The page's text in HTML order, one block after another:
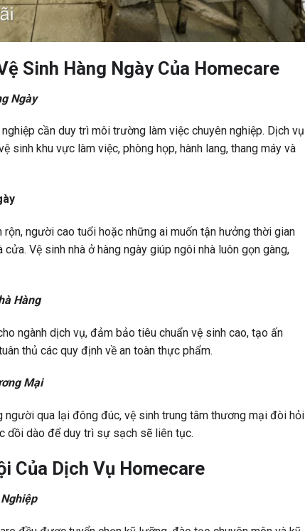
Sinh Hàng Ngày Của Homecare
Ngày
nghiệp cần duy trì môi trường làm việc chuyên nghiệp. Dịch vụ
sinh khu vực làm việc, phòng họp, hành lang, thang máy và
người cao tuổi hoặc những ai muốn tận hưởng thời gian
Vệ sinh nhà ở hàng ngày giúp ngôi nhà luôn gọn gàng,
Hàng
ngành dịch vụ, đảm bảo tiêu chuẩn vệ sinh cao, tạo ấn
thủ các quy định về an toàn thực phẩm.
Mại
người qua lại đông đúc, vệ sinh trung tâm thương mại đòi hỏi
dồi dào để duy trì sự sạch sẽ liên tục.
Của Dịch Vụ Homecare